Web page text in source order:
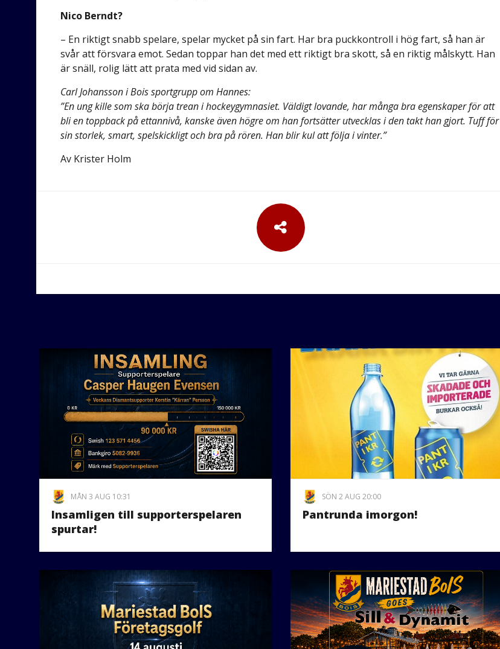
Nico Berndt?
– En riktigt snabb spelare, spelar mycket på sin fart. Har bra puckkontroll i hög fart, så han är
svår att försvara emot. Sedan toppar han det med ett riktigt bra skott, så en riktig målskytt. Han
är snäll, rolig lätt att prata med vid sidan av.
Carl Johansson i Bois sportgrupp om Hannes:
”En ung kille som ska börja trean i hockeygymnasiet. Väldigt lovande, har många bra egenskaper för att
bli en toppback på ettannivå, kanske även högre om han fortsätter utvecklas i den takt han gjort. Tuff för
sin storlek, smart, spelskickligt och bra på rören. Han blir kul att följa i vinter.”
Av Krister Holm
MÅN 3 AUG 10:31
Insamligen till supporterspelaren
spurtar!
SÖN 2 AUG 20:00
Pantrunda imorgon!